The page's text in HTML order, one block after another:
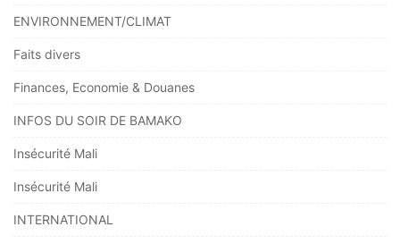
ENVIRONNEMENT/CLIMAT
Faits divers
Finances, Economie & Douanes
INFOS DU SOIR DE BAMAKO
Insécurité Mali
Insécurité Mali
INTERNATIONAL